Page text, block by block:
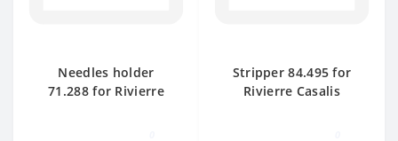
Needles holder
71.288 for Rivierre
Stripper 84.495 for
Rivierre Casalis